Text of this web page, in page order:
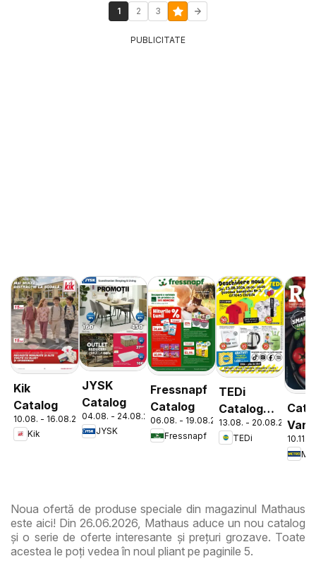
1 2 3
PUBLICITATE
Kik
Catalog
10.08. - 16.08.2026
Kik
JYSK
Catalog
04.08. - 24.08.2026
JYSK
Fressnapf
Catalog
06.08. - 19.08.2026
Fressnapf
TEDi
Catalog
Chitila
13.08. - 20.08.2026
TEDi
de
10.11.
Noua ofertă de produse speciale din magazinul Mathaus
este aici! Din 26.06.2026, Mathaus aduce un nou catalog
și o serie de oferte interesante și prețuri grozave. Toate
acestea le poți vedea în noul pliant pe paginile 5.